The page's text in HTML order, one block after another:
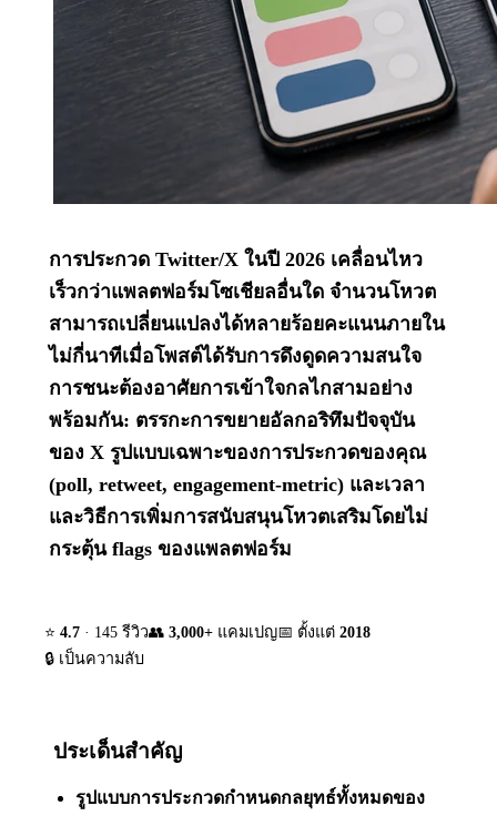
การประกวด Twitter/X ในปี 2026 เคลื่อนไหว
เร็วกว่าแพลตฟอร์มโซเชียลอื่นใด จำนวนโหวต
สามารถเปลี่ยนแปลงได้หลายร้อยคะแนนภายใน
ไม่กี่นาทีเมื่อโพสต์ได้รับการดึงดูดความสนใจ
การชนะต้องอาศัยการเข้าใจกลไกสามอย่าง
พร้อมกัน: ตรรกะการขยายอัลกอริทึมปัจจุบัน
ของ X รูปแบบเฉพาะของการประกวดของคุณ
(poll, retweet, engagement-metric) และเวลา
และวิธีการเพิ่มการสนับสนุนโหวตเสริมโดยไม่
กระตุ้น flags ของแพลตฟอร์ม
⭐ 4.7 · 145 รีวิว👥 3,000+ แคมเปญ📅 ตั้งแต่ 2018
🔒 เป็นความลับ
ประเด็นสำคัญ
รูปแบบการประกวดกำหนดกลยุทธ์ทั้งหมดของ